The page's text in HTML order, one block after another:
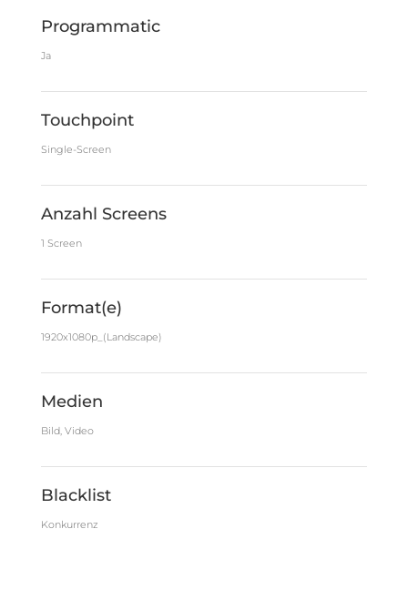
Programmatic
Ja
Touchpoint
Single-Screen
Anzahl Screens
1 Screen
Format(e)
1920x1080p_(Landscape)
Medien
Bild, Video
Blacklist
Konkurrenz